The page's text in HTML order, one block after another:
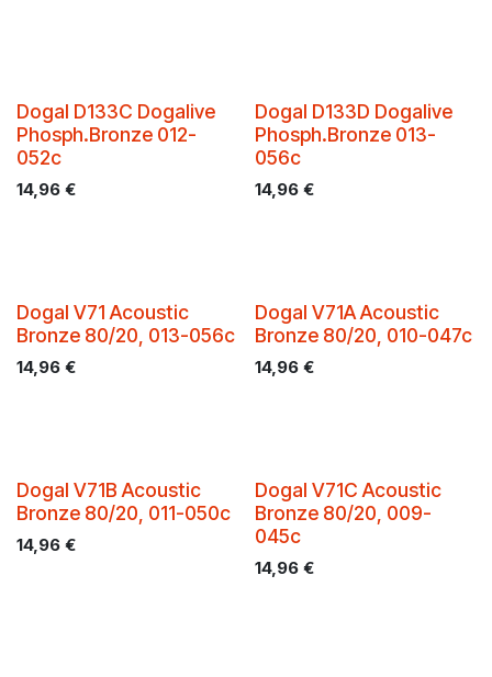
Dogal D133C Dogalive
Phosph.Bronze 012-
052c
14,96 €
Dogal D133D Dogalive
Phosph.Bronze 013-
056c
14,96€
Dogal V71 Acoustic
Bronze 80/20, 013-056c
14,96 €
Dogal V71A Acoustic
Bronze 80/20, 010-047c
14,96€
Dogal V71B Acoustic
Bronze 80/20, 011-050c
14,96 €
Dogal V71C Acoustic
Bronze 80/20, 009-
045c
14,96€